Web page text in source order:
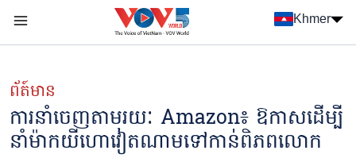
Nhảy đến nội dung
Khmer
ព័ត៍មាន
ការនាំចេញតាម​រយៈ Amazon៖ ឱកាសដើម្បី
នាំម៉ាកយីហោវៀតណាមទៅកាន់ពិភពលោក